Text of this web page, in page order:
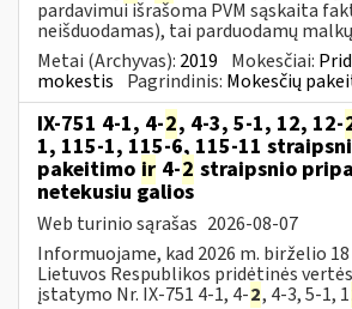
pardavimui išrašoma PVM sąskaita
neišduodamas), tai parduodamų
Metai (Archyvas): 2019 Mokesčiai:
mokestis Pagrindinis: Mokesčių
IX-751 4-1, 4-2, 4-3, 5-1, 12, 12-
1, 115-1, 115-6, 115-11
pakeitimo ir 4-2 straipsnio
netekusiu galios
Web turinio sąrašas 2026-08-07
Informuojame, kad 2026 m. birželio
Lietuvos Respublikos pridėtinės
įstatymo Nr. IX-751 4-1, 4-2, 4-3, 5-1, 1